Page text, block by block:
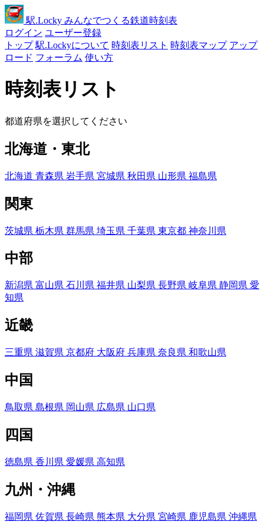
駅.Locky みんなでつくる鉄道時刻表
ログイン ユーザー登録
トップ 駅.Lockyについて 時刻表リスト 時刻表マップ アップ
ロード フォーラム 使い方
時刻表リスト
都道府県を選択してください
北海道・東北
北海道 青森県 岩手県 宮城県 秋田県 山形県 福島県
関東
茨城県 栃木県 群馬県 埼玉県 千葉県 東京都 神奈川県
中部
新潟県 富山県 石川県 福井県 山梨県 長野県 岐阜県 静岡県 愛
知県
近畿
三重県 滋賀県 京都府 大阪府 兵庫県 奈良県 和歌山県
中国
鳥取県 島根県 岡山県 広島県 山口県
四国
徳島県 香川県 愛媛県 高知県
九州・沖縄
福岡県 佐賀県 長崎県 熊本県 大分県 宮崎県 鹿児島県 沖縄県